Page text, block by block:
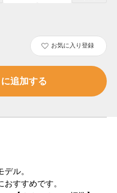
お気に入り登録
ル。
すすめです。